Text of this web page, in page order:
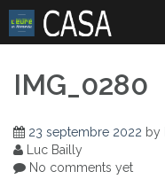
Skip
content
IMG_0280
23 septembre 2022 by
Luc Bailly
No comments yet